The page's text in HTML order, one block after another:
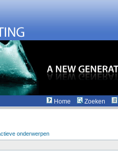
Home Zoeken
onderwerpen